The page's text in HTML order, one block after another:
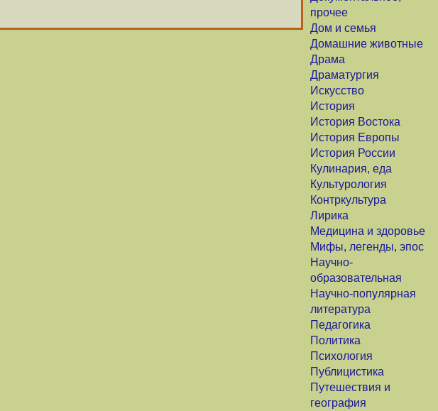
прочее
Дом и семья
Домашние животные
Драма
Драматургия
Искусство
История
История Востока
История Европы
История России
Кулинария, еда
Культурология
Контркультура
Лирика
Медицина и здоровье
Мифы, легенды, эпос
Научно-
образовательная
Научно-популярная
литература
Педагогика
Политика
Психология
Публицистика
Путешествия и
география